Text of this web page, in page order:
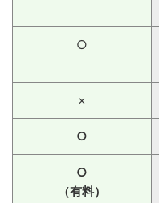
○
×
○
○
（有料）